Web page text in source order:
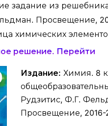
задание из
Просвещение,
химических
решение. Перейти
Издание: Химия. 8
Рудзитис, Ф.Г.
Просвещение, 2016-